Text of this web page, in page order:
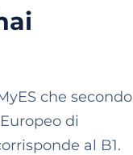
che secondo
di
al B1.